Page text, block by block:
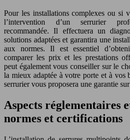
Pour les installations complexes ou si
l’intervention d’un serrurier
recommandée. Il effectuera un
solutions adaptées et garantira une
aux normes. Il est essentiel
comparer les prix et les prestations
peut également vous conseiller sur le
la mieux adaptée à votre porte et à vos
serrurier vous proposera une garantie
Aspects réglementaires
normes et certifications